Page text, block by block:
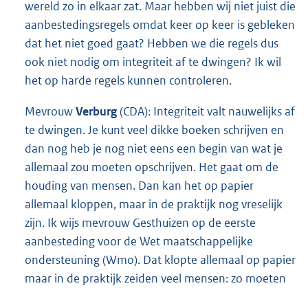
wereld zo in elkaar zat. Maar hebben wij niet juist die
aanbestedingsregels omdat keer op keer is gebleken
dat het niet goed gaat? Hebben we die regels dus
ook niet nodig om integriteit af te dwingen? Ik wil
het op harde regels kunnen controleren.
MevrouwVerburg(CDA): Integriteit valt nauwelijks af
te dwingen. Je kunt veel dikke boeken schrijven en
dan nog heb je nog niet eens een begin van wat je
allemaal zou moeten opschrijven. Het gaat om de
houding van mensen. Dan kan het op papier
allemaal kloppen, maar in de praktijk nog vreselijk
zijn. Ik wijs mevrouw Gesthuizen op de eerste
aanbesteding voor de Wet maatschappelijke
ondersteuning (Wmo). Dat klopte allemaal op papier
maar in de praktijk zeiden veel mensen: zo moeten